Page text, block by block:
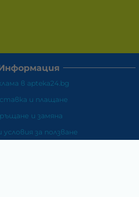
в apteka24.bg
и плащане
и замяна
за ползване